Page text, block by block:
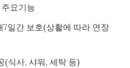
요기능
일간 보호(상활에 따라 연장
식사, 샤워, 세탁 등)